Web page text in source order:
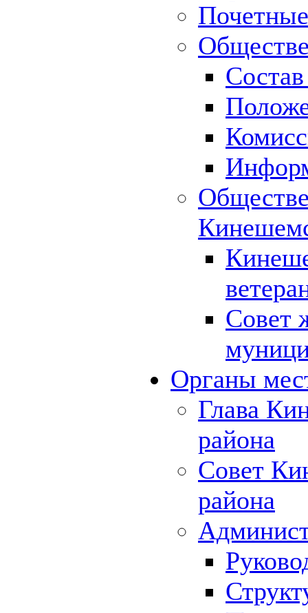
Совет
Органы
Глава
района
Совет
района